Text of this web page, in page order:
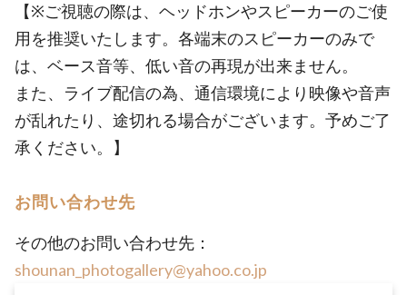
【※ご視聴の際は、ヘッドホンやスピーカーのご使
用を推奨いたします。各端末のスピーカーのみで
は、ベース音等、低い音の再現が出来ません。
また、ライブ配信の為、通信環境により映像や音声
が乱れたり、途切れる場合がございます。予めご了
承ください。】
お問い合わせ先
その他のお問い合わせ先：
shounan_photogallery@yahoo.co.jp